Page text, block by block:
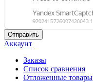
Отправить
Аккаунт
Заказы
Список сравнения
Отложенные товары